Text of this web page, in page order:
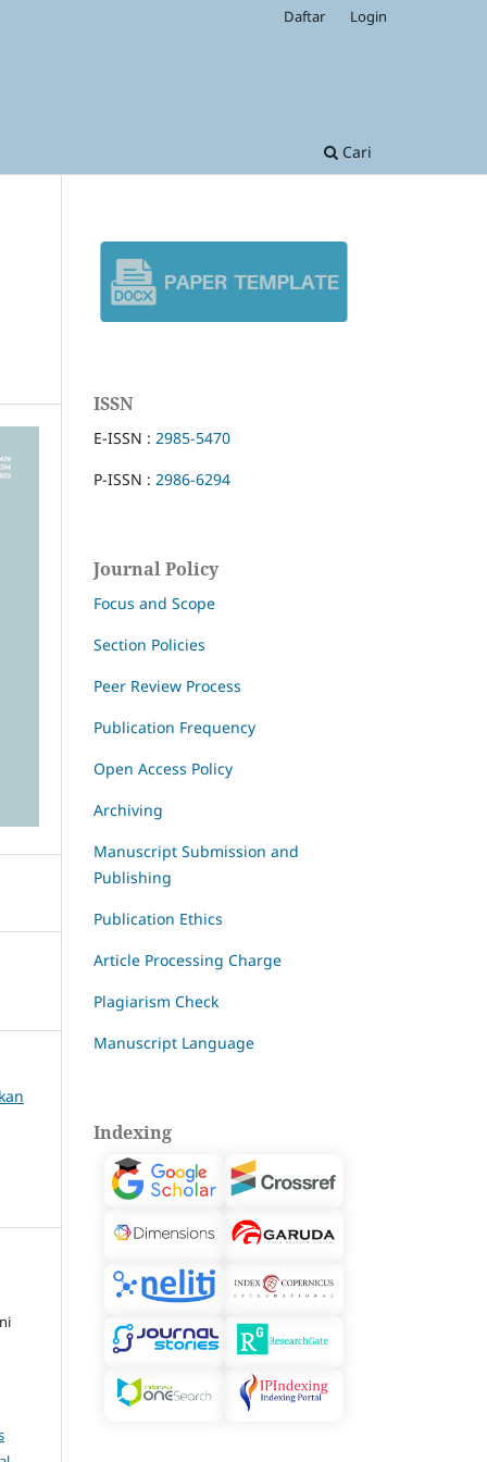
Cari
Daftar Login
ISSN
E-ISSN : 2985-5470
P-ISSN : 2986-6294
Journal Policy
Focus and Scope
Section Policies
Peer Review Process
Publication Frequency
Open Access Policy
Archiving
Manuscript Submission and
Publishing
Publication Ethics
Article Processing Charge
Plagiarism Check
Manuscript Language
Indexing